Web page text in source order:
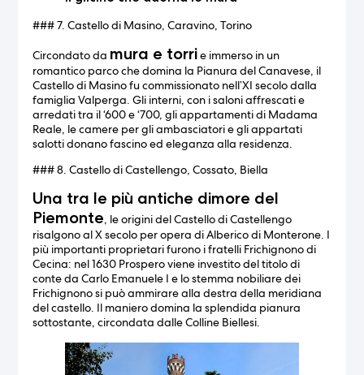
### 7. Castello di Masino, Caravino, Torino
Circondato da mura e torrie immerso in un
romantico parco che domina la Pianura del Canavese, il
Castello di Masino fu commissionato nell’XI secolo dalla
famiglia Valperga. Gli interni, con i saloni affrescati e
arredati tra il ‘600 e ‘700, gli appartamenti di Madama
Reale, le camere per gli ambasciatori e gli appartati
salotti donano fascino ed eleganza alla residenza.
### 8. Castello di Castellengo, Cossato, Biella
Una tra le più antiche dimore del
Piemonte, le origini del Castello di Castellengo
risalgono al X secolo per opera di Alberico di Monterone. I
più importanti proprietari furono i fratelli Frichignono di
Cecina: nel 1630 Prospero viene investito del titolo di
conte da Carlo Emanuele I e lo stemma nobiliare dei
Frichignono si può ammirare alla destra della meridiana
del castello. Il maniero domina la splendida pianura
sottostante, circondata dalle Colline Biellesi.